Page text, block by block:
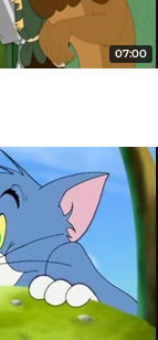
07:00